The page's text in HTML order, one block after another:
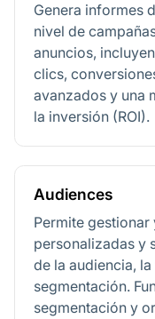
Genera informes
nivel de
anuncios,
clics,
avanzados y una
la inversión (ROI).
Audiences
Permite
personalizadas y
de la audiencia,
segmentación.
segmentación y